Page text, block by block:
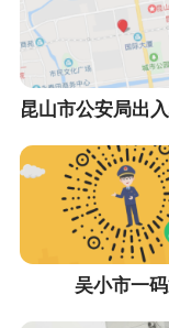
吴小市一